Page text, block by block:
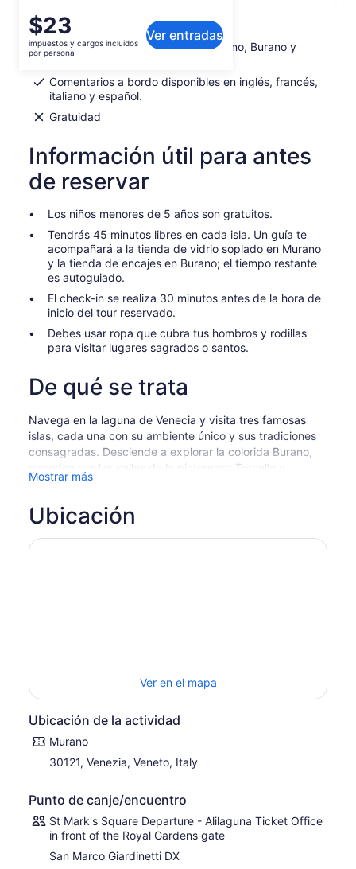
El
precio
es
de
$23.
persona
$23
impuestos y cargos incluidos
por persona
Ver entradas
Qué incluye o no
Tour en barco por las islas de Murano, Burano y
Comentarios a bordo disponibles en inglés, francés,
italiano y español.
Gratuidad
Información útil para antes
de reservar
Los niños menores de 5 años son gratuitos.
Tendrás 45 minutos libres en cada isla. Un guía te
acompañará a la tienda de vidrio soplado en Murano
y la tienda de encajes en Burano; el tiempo restante
es autoguiado.
El check-in se realiza 30 minutos antes de la hora de
inicio del tour reservado.
Debes usar ropa que cubra tus hombros y rodillas
para visitar lugares sagrados o santos.
De qué se trata
Navega en la laguna de Venecia y visita tres famosas
islas, cada una con su ambiente único y sus tradiciones
consagradas. Desciende a explorar la colorida Burano,
merodea por las calles de la pintoresca Torcello y
observa a los famosos maestros de vidrio soplado de
Aborda un bote público cerca de la ilustre Plaza de San
Marcos o detrás de la estación de trenes de Santa Lucía
La siguiente parada es la vecina isla de Burano,
reconocida por sus encantadoras casas de pescadores
pintadas en llamativos colores vivos. Comienza tu paseo
aquí con una visita a una tienda de encajes (la isla es
conocida por sus diseños delicados y hechos a mano)
antes de deambular y tomar fotografías de los canales
café.
La parada final es la isla de Torcello, reconocida como el
primer asentamiento en la Laguna Veneciana. Es hogar
de antiguas iglesias bizantinas y hermosos caminos,
Mostrar más
Ubicación
Ver en el mapa
Ubicación de la actividad
Murano
30121, Venezia, Veneto, Italy
Punto de canje/encuentro
St Mark's Square Departure - Alilaguna Ticket Office
in front of the Royal Gardens gate
San Marco Giardinetti DX